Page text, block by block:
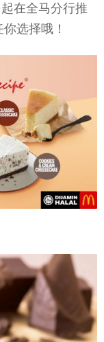
在全马分行推
选择哦！